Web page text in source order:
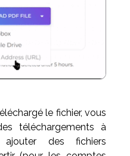
le fichier, vous
téléchargements à
des fichiers